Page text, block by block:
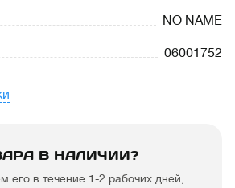
NO NAME
06001752
В НАЛИЧИИ?
его в течение 1-2 рабочих дней,